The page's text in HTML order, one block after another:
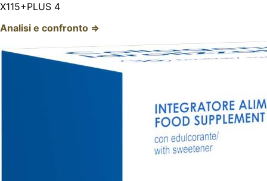
X115+PLUS 4
Analisi e confronto ⇒